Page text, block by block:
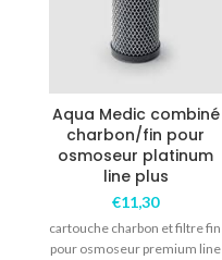
Aqua Medic combiné
charbon/fin pour
osmoseur platinum
line plus
€11,30
cartouche charbon et filtre fin
pour osmoseur premium line